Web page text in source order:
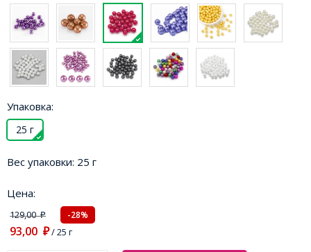
Упаковка:
25 г
Вес упаковки: 25 г
Цена:
129,00₽ -28%
93,00 ₽/ 25 г